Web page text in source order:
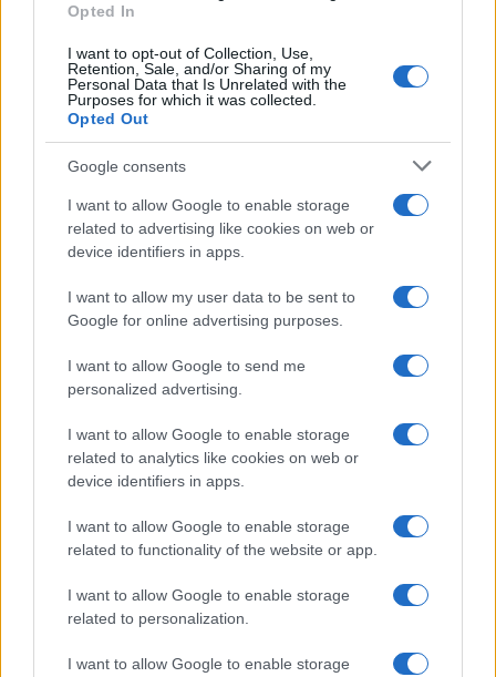
Opted In
I want to opt-out of Collection, Use,
Retention, Sale, and/or Sharing of my
Personal Data that Is Unrelated with the
Purposes for which it was collected.
Opted Out
Google consents
I want to allow Google to enable storage
related to advertising like cookies on web or
device identifiers in apps.
I want to allow my user data to be sent to
Google for online advertising purposes.
I want to allow Google to send me
personalized advertising.
I want to allow Google to enable storage
related to analytics like cookies on web or
device identifiers in apps.
I want to allow Google to enable storage
related to functionality of the website or app.
I want to allow Google to enable storage
related to personalization.
I want to allow Google to enable storage